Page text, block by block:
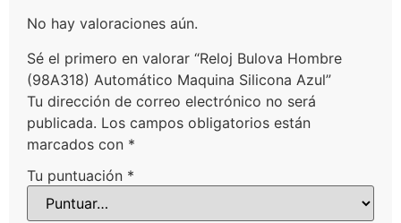
No hay valoraciones aún.
Sé el primero en valorar “Reloj Bulova Hombre
(98A318) Automático Maquina Silicona Azul”
Tu dirección de correo electrónico no será
publicada. Los campos obligatorios están
marcados con *
Tu puntuación *